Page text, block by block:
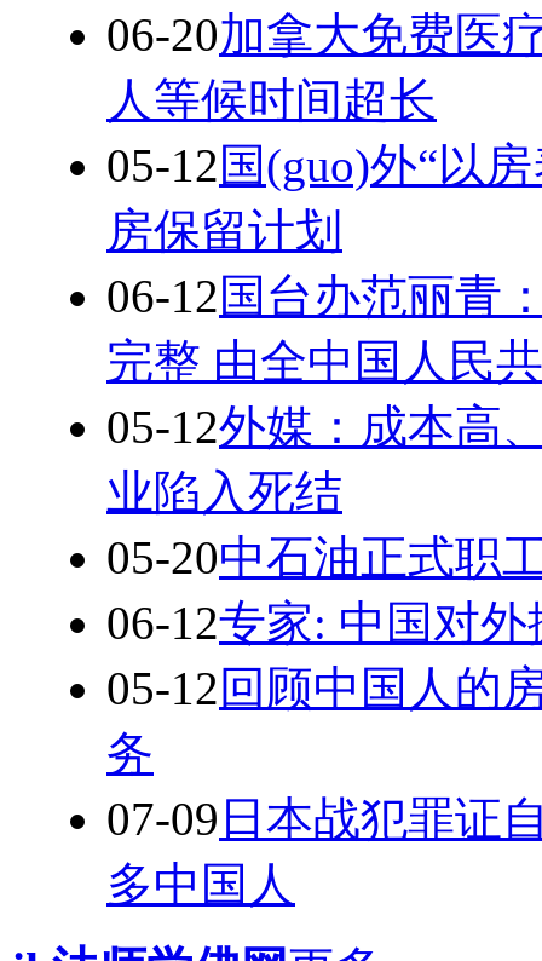
06-20加拿大免费医
人等候时间超长
05-12国(guo)外“以
房保留计划
06-12国台办范丽青
完整 由全中国人民共
05-12外媒：成本高
业陷入死结
05-20中石油正式职
06-12专家: 中国对
05-12回顾中国人的
务
07-09 日本战犯罪证
多中国人